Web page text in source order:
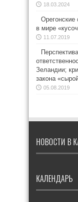
18.03.2024
в мире
11.07.2019
Зеландии;
закона
05.08.2019
НОВОСТИ В
КАЛЕНДАРЬ